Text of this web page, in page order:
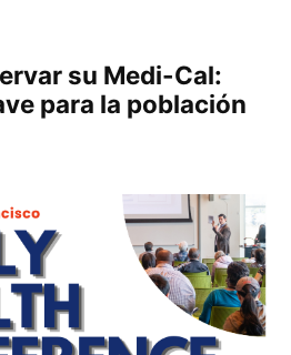
su Medi-Cal:
para la población